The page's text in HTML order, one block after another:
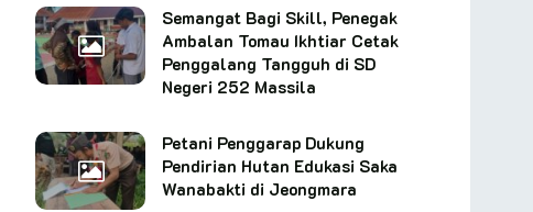
Semangat Bagi Skill, Penegak
Ambalan Tomau Ikhtiar Cetak
Penggalang Tangguh di SD
Negeri 252 Massila
Petani Penggarap Dukung
Pendirian Hutan Edukasi Saka
Wanabakti di Jeongmara